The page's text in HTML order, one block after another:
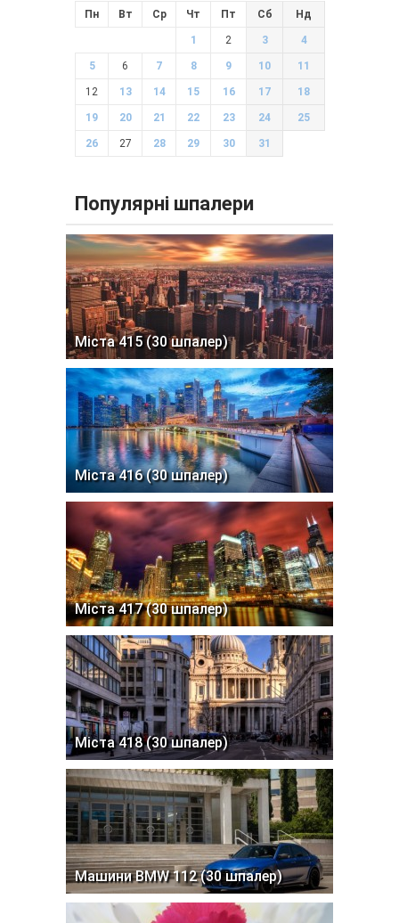
Пн Вт Ср Чт Пт Сб Нд
1 2 3 4
5 6 7 8 9 10 11
12 13 14 15 16 17 18
19 20 21 22 23 24 25
26 27 28 29 30 31
Популярні шпалери
Міста 415 (30 шпалер)
Міста 416 (30 шпалер)
Міста 417 (30 шпалер)
Міста 418 (30 шпалер)
Машини BMW 112 (30 шпалер)